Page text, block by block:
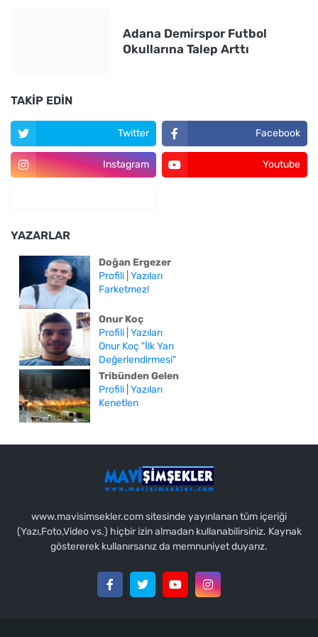
Adana Demirspor Futbol
Okullarına Talep Arttı
TAKIP EDIN
Twitter Facebook
Instagram Youtube
YAZARLAR
Doğan Ergezer
Profili Yazıları
Farketmez!
Onur Koç
Profili Yazıları
Onur Koç "İlk Yarı
Değerlendirmesi"
Tribünden Gelen
Profili Yazıları
Kenetlen
www.mavisimsekler.com sitesinde yayınlanan tüm içeriği
(Yazı,Foto,Video vs.) hiçbir izin almadan kullanabilirsiniz. Kaynak
göstererek kullanırsanız da memnuniyet duyarız.